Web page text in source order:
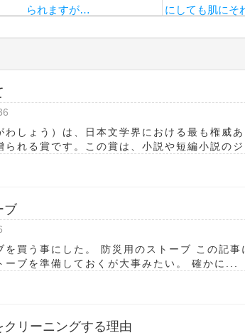
られますが…
にしても肌にそ
わしょう）は、日本文学界における最も権威
られる賞です。この賞は、小説や短編小説のジ
ブ
を買う事にした。 防災用のストーブ この記事
ーブを準備しておくが大事みたい。 確かに...
リーニングする理由